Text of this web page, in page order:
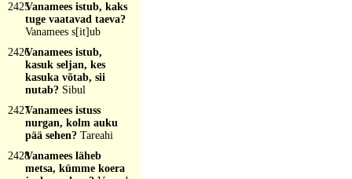
2425Vanamees istub, kaks
tuge vaatavad taeva?
Vanamees s[it]ub
2426Vanamees istub,
kasuk seljan, kes
kasuka võtab, sii
nutab? Sibul
2427Vanamees istuss
nurgan, kolm auku
pää sehen? Tareahi
2428Vanamees läheb
metsa, kümme koera